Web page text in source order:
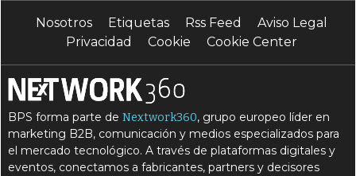
Nosotros Etiquetas Rss Feed
Aviso Legal
Privacidad
Cookie Cookie Center
BPS forma parte deNextwork360, grupo europeo líder en
marketing B2B, comunicación y medios especializados para
el mercado tecnológico. A través de plataformas digitales y
eventos, conectamos a fabricantes, partners y decisores